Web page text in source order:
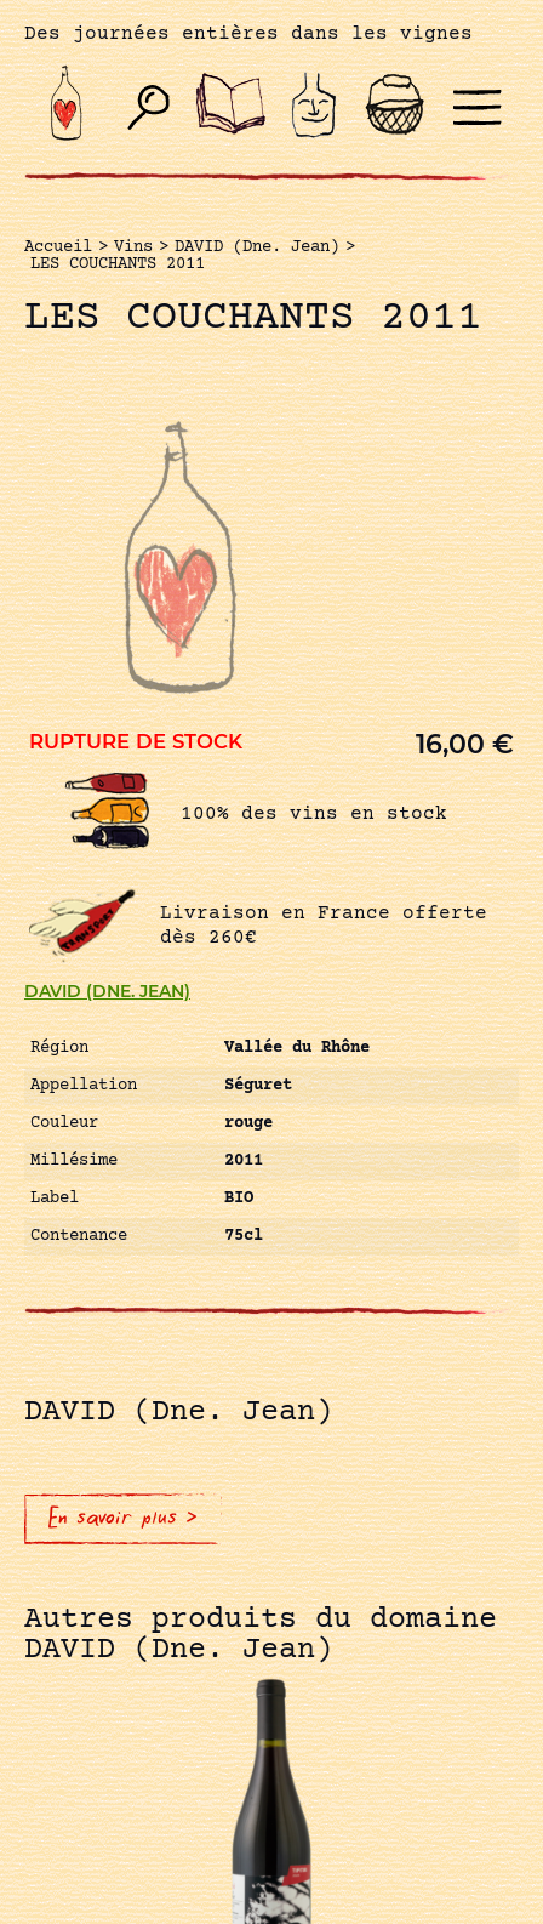
Des journées entières dans les vignes
Accueil > Vins > DAVID (Dne. Jean) >
LES COUCHANTS 2011
LES COUCHANTS 2011
DAVID (DNE. JEAN)
Région
Vallée du Rhône
Appellation
Séguret
Couleur
rouge
Millésime
2011
Label
BIO
Contenance
75cl
RUPTURE DE STOCK 16,00€
100% des vins en stock
Livraison en France offerte
dès 260€
DAVID (Dne. Jean)
En savoir plus >
Autres produits du domaine
DAVID (Dne. Jean)